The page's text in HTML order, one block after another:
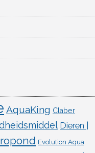
AquaKing Claber
Dieren |
Evolution Aqua